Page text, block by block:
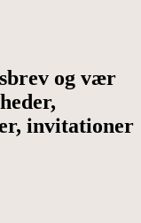
og vær
invitationer